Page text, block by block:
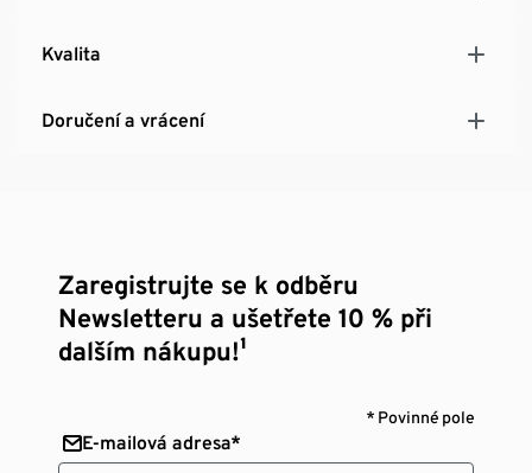
Kvalita
Doručení a vrácení
Zaregistrujte se k odběru
Newsletteru a ušetřete 10 % při
dalším nákupu!¹
* Povinné pole
E-mailová adresa*